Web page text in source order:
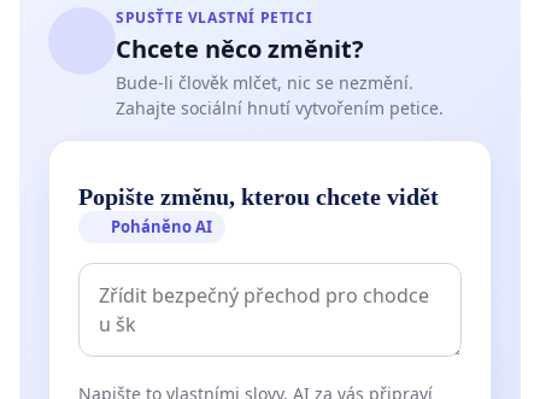
SPUSŤTE VLASTNÍ PETICI
Chcete něco změnit?
Bude-li člověk mlčet, nic se nezmění.
Zahajte sociální hnutí vytvořením petice.
Popište změnu, kterou chcete vidět
Poháněno AI
Napište to vlastními slovy. AI za vás připraví